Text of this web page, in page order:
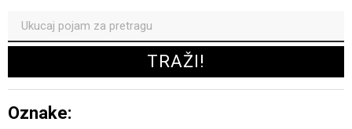
Oznake: